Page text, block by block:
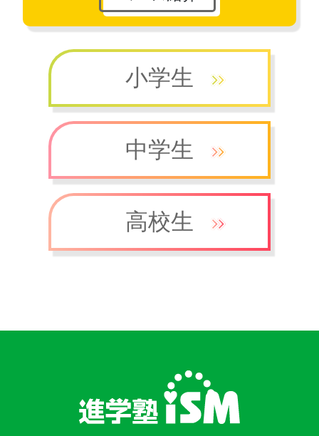
小学生
中学生
高校生